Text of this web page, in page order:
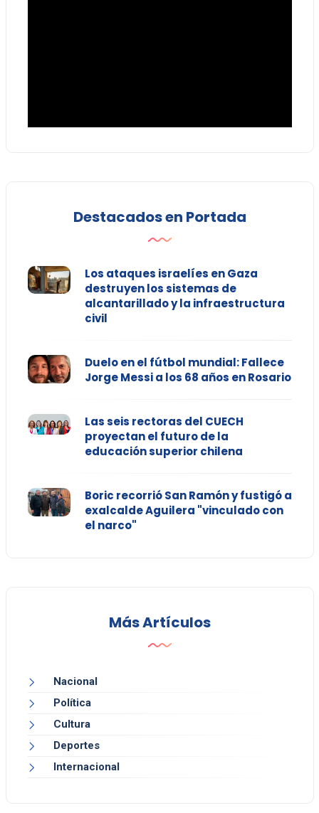
Destacados en Portada
Los ataques israelíes en Gaza
destruyen los sistemas de
alcantarillado y la infraestructura
civil
Duelo en el fútbol mundial: Fallece
Jorge Messi a los 68 años en Rosario
Las seis rectoras del CUECH
proyectan el futuro de la
educación superior chilena
Boric recorrió San Ramón y fustigó a
exalcalde Aguilera "vinculado con
el narco"
Más Artículos
Nacional
Política
Cultura
Deportes
Internacional